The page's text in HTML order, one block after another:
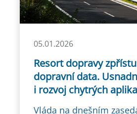
05.01.2026
Resort dopravy
dopravní data.
i rozvoj chytrých
Vláda na dnešním